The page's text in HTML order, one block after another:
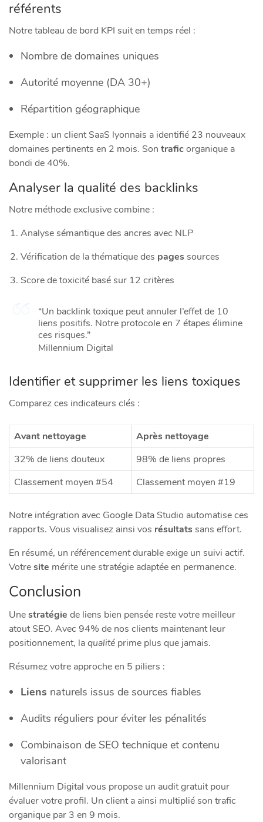
référents
Notre tableau de bord KPI suit en temps réel :
Nombre de domaines uniques
Autorité moyenne (DA 30+)
Répartition géographique
Exemple : un client SaaS lyonnais a identifié 23 nouveaux
domaines pertinents en 2 mois. Son traficorganique a
bondi de 40%.
Analyser la qualité des backlinks
Notre méthode exclusive combine :
Analyse sémantique des ancres avec NLP
Vérification de la thématique des pagessources
Score de toxicité basé sur 12 critères
“Un backlink toxique peut annuler l’effet de 10
liens positifs. Notre protocole en 7 étapes élimine
ces risques.”
Millennium Digital
Identifier et supprimer les liens toxiques
Comparez ces indicateurs clés :
Avant nettoyage
Après nettoyage
32% de liens douteux
98% de liens propres
Classement moyen #54
Classement moyen #19
Notre intégration avec Google Data Studio automatise ces
rapports. Vous visualisez ainsi vos résultatssans effort.
En résumé, un référencementdurable exige un suivi actif.
Votresite mérite une stratégie adaptée en permanence.
Conclusion
Unestratégie de liens bien pensée reste votre meilleur
atout SEO. Avec 94% de nos clients maintenant leur
positionnement, laqualité prime plus que jamais.
Résumez votre approche en 5 piliers :
Liens naturels issus de sources fiables
Audits réguliers pour éviter les pénalités
Combinaison de SEO technique et contenu
valorisant
Millennium Digital vous propose un audit gratuit pour
évaluer votre profil. Un client a ainsi multiplié son trafic
organique par 3 en 9 mois.